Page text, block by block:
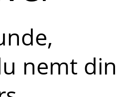
nemt din